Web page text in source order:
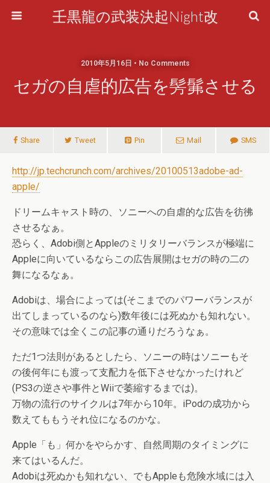
壬黒龍の武装決起Night改
2010年5月16日 • No Comments
セガの自虐的広告を髣髴させる
Share Tweet Pin Mail SMS
http://jp.techcrunch.com/archives/20100513adobe-ad-
apple/
ドリームキャスト時の、ソニーへの自虐的な広告を彷彿
させるなぁ。
恐らく、Adobi側とAppleのミリタリーバランスが極端に
Appleに向いているならこの広告展開はセガの時の二の
舞になるなぁ。
Adobiは、場合によっては(そこまでのパワーバランスが
出てしまっているのなら)数年後には死ぬかも知れない。
その意味では全くこの記事の通りだろうなぁ。
ただ1つ法則があるとしたら、ソニーの時はソニーもそ
の後何年にも渡って支配力を低下させなかったけれど
(PS3の逆さや事件とWiiで萎縮するまでは)。
万物の流行のサイクルは7年から10年。iPodの成功から
数えてももうそれ位になるのかな。
Apple「も」何かをやらかす、自然周期のタイミングに
来てはいるんだ。
Adobiは死ぬかも知れない、でもAppleも危険水域には入